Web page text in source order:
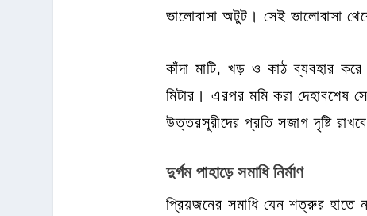
ভালোবাসা অটুট। সেই ভালোবাসা
কাঁদা মাটি, খড় ও কাঠ ব্যবহার
মিটার। এরপর মমি করা দেহাবশেষ
উত্তরসূরীদের প্রতি সজাগ দৃষ্টি
দুর্গমপাহাড়ে সমাধিনির্মাণ
প্রিয়জনের সমাধি যেন শত্রুর হাতে